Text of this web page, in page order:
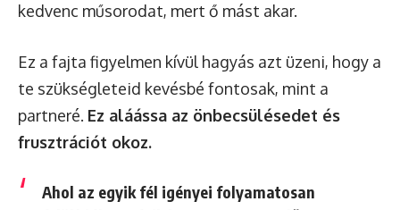
kedvenc műsorodat, mert ő mást akar.
Ez a fajta figyelmen kívül hagyás azt üzeni, hogy a
te szükségleteid kevésbé fontosak, mint a
partneré. Ez aláássa az önbecsülésedet és
frusztrációt okoz.
Ahol az egyik fél igényei folyamatosan